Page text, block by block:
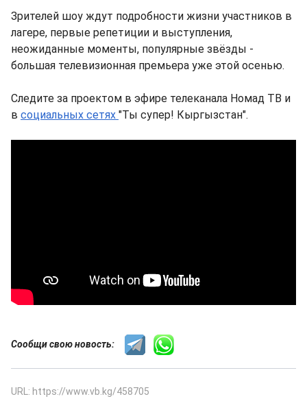
Зрителей шоу ждут подробности жизни участников в
лагере, первые репетиции и выступления,
неожиданные моменты, популярные звёзды -
большая телевизионная премьера уже этой осенью.
Следите за проектом в эфире телеканала Номад ТВ и
в социальных сетях "Ты супер! Кыргызстан".
Сообщи свою новость:
URL: https://www.vb.kg/458705